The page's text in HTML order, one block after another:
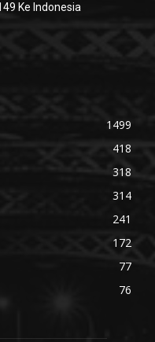
Ke Indonesia
1499
418
318
314
241
172
77
76